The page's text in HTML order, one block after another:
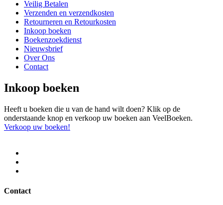
Veilig Betalen
Verzenden en verzendkosten
Retourneren en Retourkosten
Inkoop boeken
Boekenzoekdienst
Nieuwsbrief
Over Ons
Contact
Inkoop boeken
Heeft u boeken die u van de hand wilt doen? Klik op de
onderstaande knop en verkoop uw boeken aan VeelBoeken.
Verkoop uw boeken!
Contact